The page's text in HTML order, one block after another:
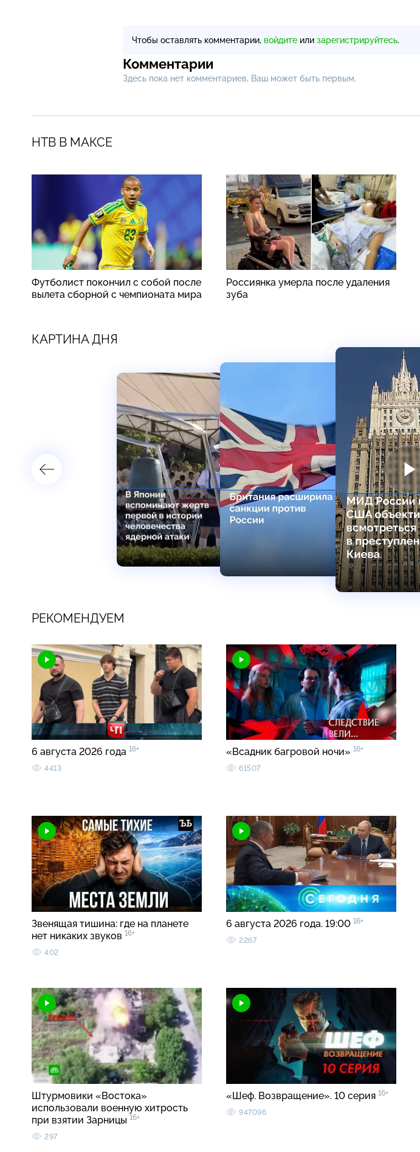
Чтобы оставлять комментарии, войдите или зарегистрируйтесь.
Комментарии
Здесь пока нет комментариев, Ваш может быть первым.
НТВ В МАКСЕ
Футболист покончил с собой после
вылета сборной с чемпионата мира
Россиянка умерла после удаления
зуба
КАРТИНА ДНЯ
РЕКОМЕНДУЕМ
6 августа 2026 года 16+
4413
«Всадник багровой ночи» 16+
61507
Звенящая тишина: где на планете
нет никаких звуков 16+
402
6 августа 2026 года. 19:00 16+
2267
Штурмовики «Востока»
использовали военную хитрость
при взятии Зарницы 16+
297
«Шеф. Возвращение». 10 серия 16+
947096